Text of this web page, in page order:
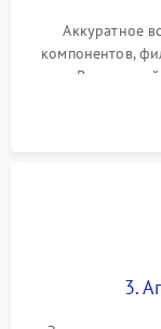
Аккуратное
компонентов,
пыли.
материнской
3.